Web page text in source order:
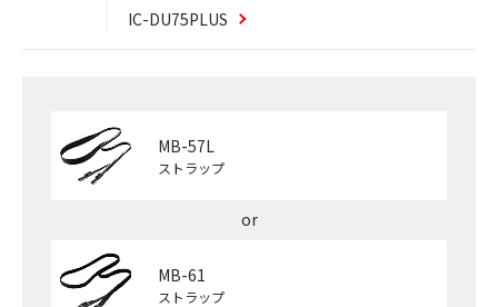
IC-DU75PLUS
MB-57L
ストラップ
MB-61
ストラップ